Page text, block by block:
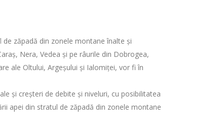
zăpadă din zonele montane înalte și
Nera, Vedea și pe râurile din Dobrogea,
ale Oltului, Argeșului și Ialomiței, vor fi în
și creșteri de debite și niveluri, cu posibilitatea
apei din stratul de zăpadă din zonele montane